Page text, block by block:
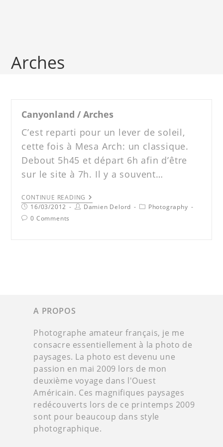
Arches
Canyonland / Arches
C’est reparti pour un lever de soleil,
cette fois à Mesa Arch: un classique.
Debout 5h45 et départ 6h afin d’être
sur le site à 7h. Il y a souvent…
CONTINUE READING
16/03/2012
Damien Delord
Photography
0 Comments
A PROPOS
Photographe amateur français, je me
consacre essentiellement à la photo de
paysages. La photo est devenu une
passion en mai 2009 lors de mon
deuxième voyage dans l'Ouest
Américain. Ces magnifiques paysages
redécouverts lors de ce printemps 2009
sont pour beaucoup dans style
photographique.